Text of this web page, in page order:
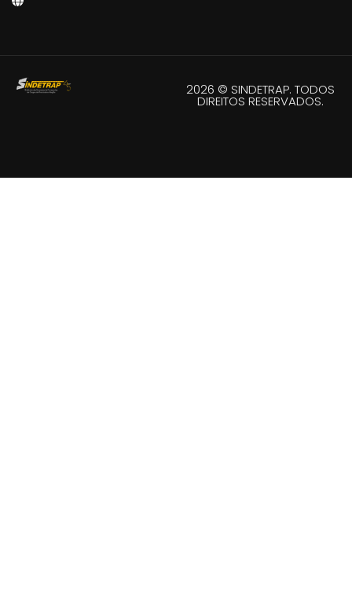
2026 © SINDETRAP. TODOS
DIREITOS RESERVADOS.